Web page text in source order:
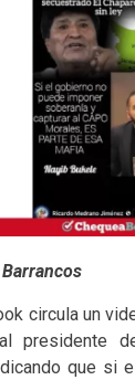
circula un
presidente
que si